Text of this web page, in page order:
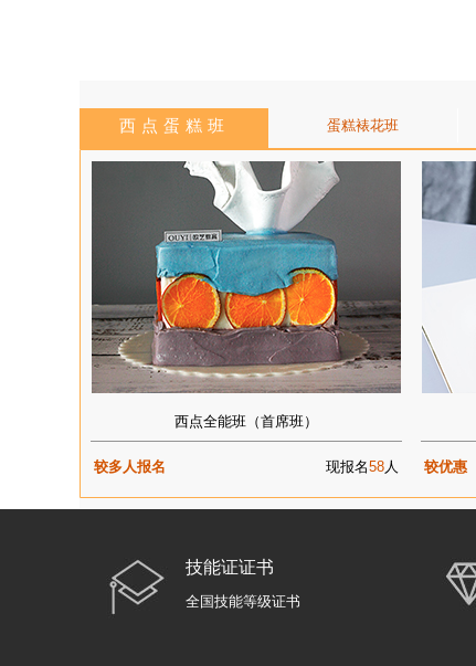
西点蛋糕班 蛋糕裱花班
西点全能班（首席班）
较多人报名 现报名58人 较优惠
技能证证书
全国技能等级证书